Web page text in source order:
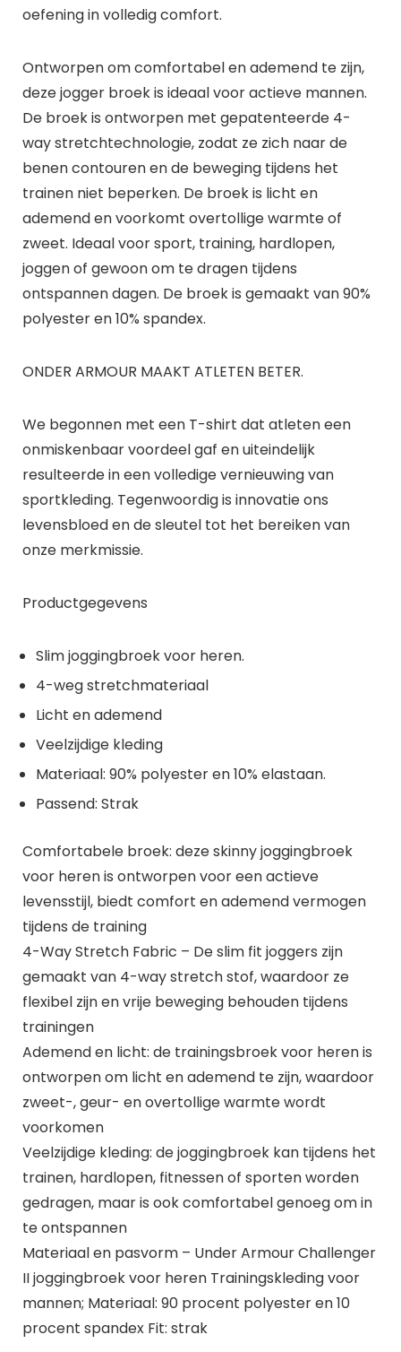
oefening in volledig comfort.
Ontworpen om comfortabel en ademend te zijn,
deze jogger broek is ideaal voor actieve mannen.
De broek is ontworpen met gepatenteerde 4-
way stretchtechnologie, zodat ze zich naar de
benen contouren en de beweging tijdens het
trainen niet beperken. De broek is licht en
ademend en voorkomt overtollige warmte of
zweet. Ideaal voor sport, training, hardlopen,
joggen of gewoon om te dragen tijdens
ontspannen dagen. De broek is gemaakt van 90%
polyester en 10% spandex.
ONDER ARMOUR MAAKT ATLETEN BETER.
We begonnen met een T-shirt dat atleten een
onmiskenbaar voordeel gaf en uiteindelijk
resulteerde in een volledige vernieuwing van
sportkleding. Tegenwoordig is innovatie ons
levensbloed en de sleutel tot het bereiken van
onze merkmissie.
Productgegevens
Slim joggingbroek voor heren.
4-weg stretchmateriaal
Licht en ademend
Veelzijdige kleding
Materiaal: 90% polyester en 10% elastaan.
Passend: Strak
Comfortabele broek: deze skinny joggingbroek
voor heren is ontworpen voor een actieve
levensstijl, biedt comfort en ademend vermogen
tijdens de training
4-Way Stretch Fabric – De slim fit joggers zijn
gemaakt van 4-way stretch stof, waardoor ze
flexibel zijn en vrije beweging behouden tijdens
trainingen
Ademend en licht: de trainingsbroek voor heren is
ontworpen om licht en ademend te zijn, waardoor
zweet-, geur- en overtollige warmte wordt
voorkomen
Veelzijdige kleding: de joggingbroek kan tijdens het
trainen, hardlopen, fitnessen of sporten worden
gedragen, maar is ook comfortabel genoeg om in
te ontspannen
Materiaal en pasvorm – Under Armour Challenger
II joggingbroek voor heren Trainingskleding voor
mannen; Materiaal: 90 procent polyester en 10
procent spandex Fit: strak